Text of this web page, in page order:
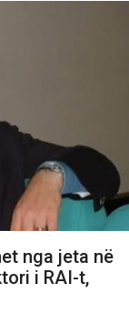
nga jeta në
i RAI-t,